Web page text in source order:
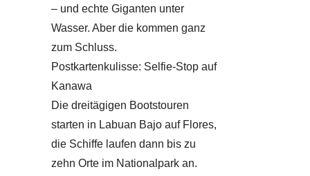
– und echte Giganten unter
Wasser. Aber die kommen ganz
zum Schluss.
Postkartenkulisse: Selfie-Stop auf
Kanawa
Die dreitägigen Bootstouren
starten in Labuan Bajo auf Flores,
die Schiffe laufen dann bis zu
zehn Orte im Nationalpark an.